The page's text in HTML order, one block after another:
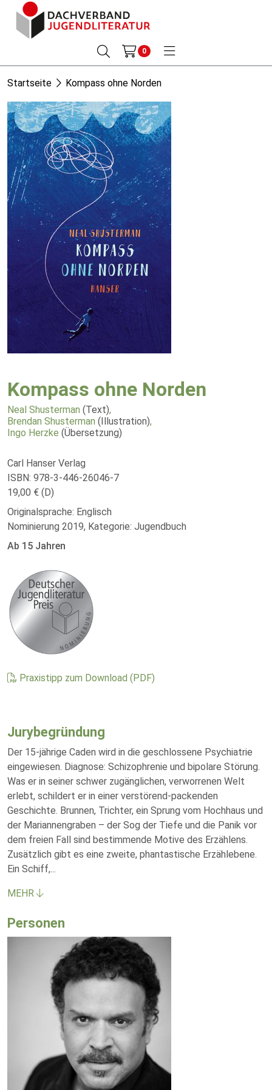
0
Startseite Kompass ohne Norden
Kompass ohne Norden
Neal Shusterman (Text),
Brendan Shusterman (Illustration),
Ingo Herzke (Übersetzung)
Carl Hanser Verlag
ISBN: 978-3-446-26046-7
19,00 € (D)
Originalsprache: Englisch
Nominierung 2019, Kategorie: Jugendbuch
Ab 15 Jahren
Praxistipp zum Download (PDF)
Jurybegründung
Der 15-jährige Caden wird in die geschlossene Psychiatrie
eingewiesen. Diagnose: Schizophrenie und bipolare Störung.
Was er in seiner schwer zugänglichen, verworrenen Welt
erlebt, schildert er in einer verstörend-packenden
Geschichte. Brunnen, Trichter, ein Sprung vom Hochhaus und
der Mariannengraben – der Sog der Tiefe und die Panik vor
dem freien Fall sind bestimmende Motive des Erzählens.
Zusätzlich gibt es eine zweite, phantastische Erzählebene.
Ein Schiff,...
MEHR
Personen